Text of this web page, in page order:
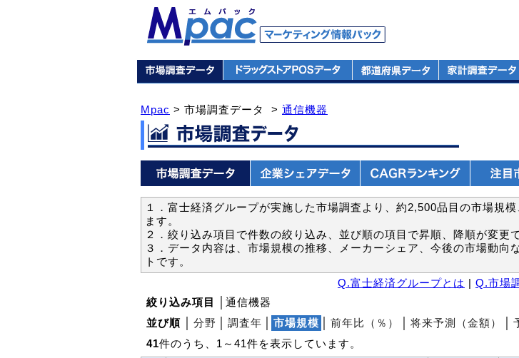
Mpac > 市場調査データ > 通信機器
１．富士経済グループが実施した市場調査より、約2,500品目の市場規
ます。
２．絞り込み項目で件数の絞り込み、並び順の項目で昇順、降順が変更
３．データ内容は、市場規模の推移、メーカーシェア、今後の市場動向
トです。
Q.富士経済グループとは
Q.市場
絞り込み項目
│通信機器
並び順
分野 調査年 市場規模 前年比（％） 将来予測（金額）
41件のうち、1～41件を表示しています。